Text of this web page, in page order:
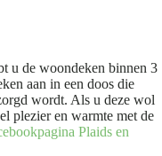
u de woondeken binnen 3
aan in een doos die
wordt. Als u deze wol
plezier en warmte met de
Plaids en